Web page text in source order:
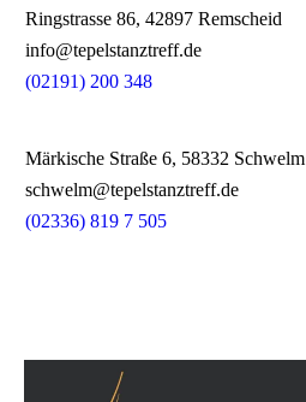
Ringstrasse 86, 42897 Remscheid
info@tepelstanztreff.de
(02191) 200 348
Märkische Straße 6, 58332 Schwelm
schwelm@tepelstanztreff.de
(02336) 819 7 505